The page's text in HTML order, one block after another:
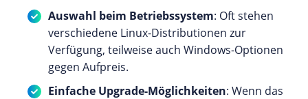
Auswahl beim Betriebssystem: Oft stehen
verschiedene Linux-Distributionen zur
Verfügung, teilweise auch Windows-Optionen
gegen Aufpreis.
Einfache Upgrade-Möglichkeiten: Wenn das